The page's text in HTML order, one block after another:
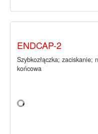
ENDCAP-2
Szybkozłączka; zaciskanie;
końcowa